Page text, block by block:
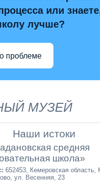
или
лучше?
проблеме
МУЗЕЙ
Наши истоки
средняя
школа»
652453, Кемеровская область,
ул. Весенняя, 23